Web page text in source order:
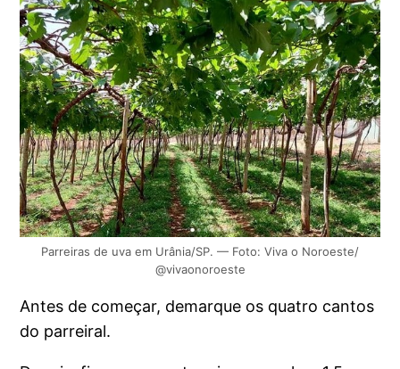
Parreiras de uva em Urânia/SP. — Foto: Viva o Noroeste/
@vivaonoroeste
Antes de começar, demarque os quatro cantos
do parreiral.